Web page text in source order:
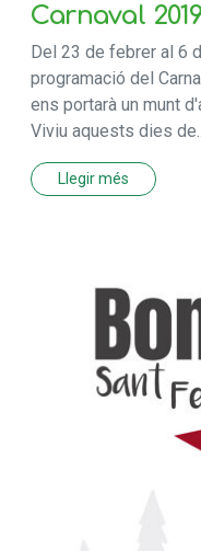
Carnaval
Del 23 de febrer al 6
programació del
ens portarà un munt
Viviu aquests dies
Llegir més